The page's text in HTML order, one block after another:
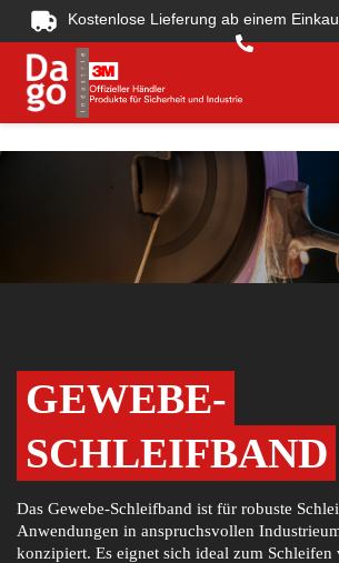
Kostenlose Lieferung ab einem
GEWEBE-
SCHLEIFBAND
Das Gewebe-Schleifband ist für robuste
Anwendungen in anspruchsvollen
konzipiert. Es eignet sich ideal zum Schleifen